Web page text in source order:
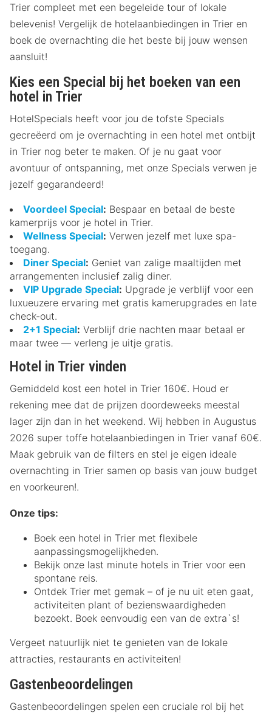
Trier compleet met een begeleide tour of lokale
belevenis! Vergelijk de hotelaanbiedingen in Trier en
boek de overnachting die het beste bij jouw wensen
aansluit!
Kies een Special bij het boeken van een
hotel in Trier
HotelSpecials heeft voor jou de tofste Specials
gecreëerd om je overnachting in een hotel met ontbijt
in Trier nog beter te maken. Of je nu gaat voor
avontuur of ontspanning, met onze Specials verwen je
jezelf gegarandeerd!
Voordeel Special: Bespaar en betaal de beste
kamerprijs voor je hotel in Trier.
Wellness Special: Verwen jezelf met luxe spa-
toegang.
Diner Special: Geniet van zalige maaltijden met
arrangementen inclusief zalig diner.
VIP Upgrade Special: Upgrade je verblijf voor een
luxueuzere ervaring met gratis kamerupgrades en late
check-out.
2+1 Special: Verblijf drie nachten maar betaal er
maar twee — verleng je uitje gratis.
Hotel in Trier vinden
Gemiddeld kost een hotel in Trier 160€. Houd er
rekening mee dat de prijzen doordeweeks meestal
lager zijn dan in het weekend. Wij hebben in Augustus
2026 super toffe hotelaanbiedingen in Trier vanaf 60€.
Maak gebruik van de filters en stel je eigen ideale
overnachting in Trier samen op basis van jouw budget
en voorkeuren!.
Onze tips:
Boek een hotel in Trier met flexibele
aanpassingsmogelijkheden.
Bekijk onze last minute hotels in Trier voor een
spontane reis.
Ontdek Trier met gemak – of je nu uit eten gaat,
activiteiten plant of bezienswaardigheden
bezoekt. Boek eenvoudig een van de extra`s!
Vergeet natuurlijk niet te genieten van de lokale
attracties, restaurants en activiteiten!
Gastenbeoordelingen
Gastenbeoordelingen spelen een cruciale rol bij het